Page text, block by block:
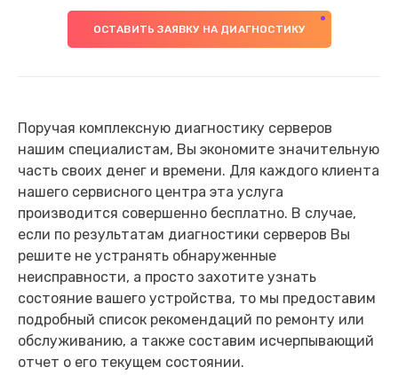
ОСТАВИТЬ ЗАЯВКУ НА ДИАГНОСТИКУ
Поручая комплексную диагностику серверов
нашим специалистам, Вы экономите значительную
часть своих денег и времени. Для каждого клиента
нашего сервисного центра эта услуга
производится совершенно бесплатно. В случае,
если по результатам диагностики серверов Вы
решите не устранять обнаруженные
неисправности, а просто захотите узнать
состояние вашего устройства, то мы предоставим
подробный список рекомендаций по ремонту или
обслуживанию, а также составим исчерпывающий
отчет о его текущем состоянии.